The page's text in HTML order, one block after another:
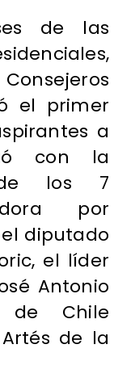
de las
el primer
a
con la
los 7
por
el diputado
el líder
Antonio
de Chile
de la